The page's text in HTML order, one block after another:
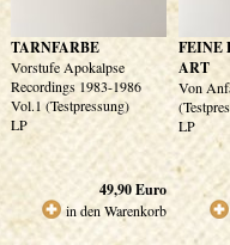
TARNFARBE
Vorstufe Apokalpse
Recordings 1983-1986
Vol.1 (Testpressung)
LP
49,90Euro
in den Warenkorb
FEINE
ART
Von
LP